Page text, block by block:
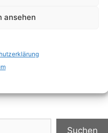
ansehen
Suchen